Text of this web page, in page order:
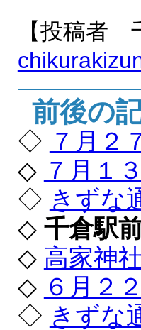
【投稿者
前後の
◇ ７月２
◇ ７月１
◇ きずな
◇ 千倉駅
◇ 高家神
◇ ６月２
◇ きずな